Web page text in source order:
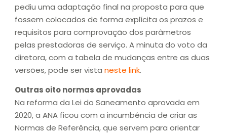
pediu uma adaptação final na proposta para que
fossem colocados de forma explícita os prazos e
requisitos para comprovação dos parâmetros
pelas prestadoras de serviço. A minuta do voto da
diretora, com a tabela de mudanças entre as duas
versões, pode ser vista neste link.
Outras oito normas aprovadas
Na reforma da Lei do Saneamento aprovada em
2020, a ANA ficou com a incumbência de criar as
Normas de Referência, que servem para orientar